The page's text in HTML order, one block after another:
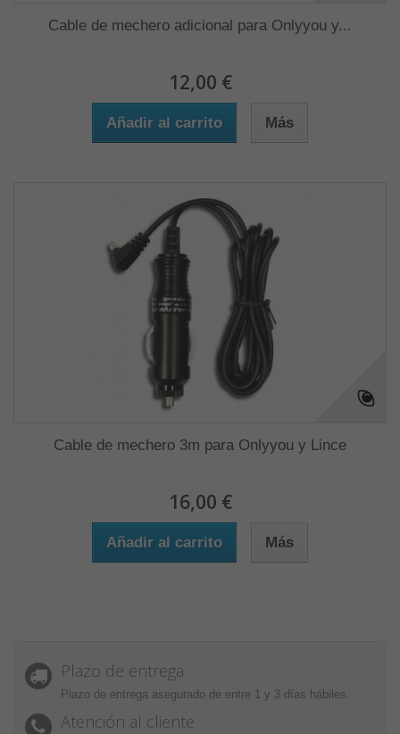
Cable de mechero adicional para Onlyyou y...
12,00 €
Añadir al carrito Más
Cable de mechero 3m para Onlyyou y Lince
16,00 €
Añadir al carrito Más
Plazo de entrega
Plazo de entrega asegurado de entre 1 y 3 días hábiles.
Atención al cliente